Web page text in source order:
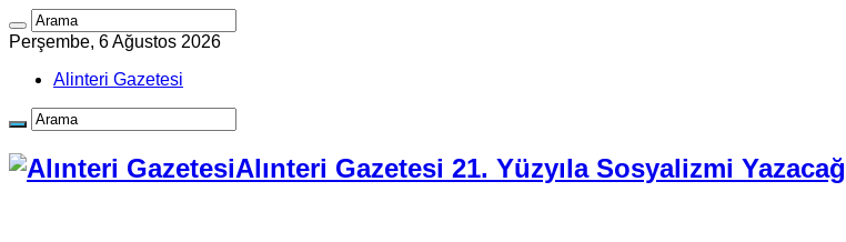
Perşembe, 6 Ağustos 2026
Alinteri Gazetesi
Alınteri Gazetesi 21. Yüzyıla Sosyalizmi